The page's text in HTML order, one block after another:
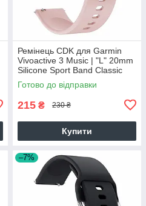
Ремінець CDK для Garmin
Vivoactive 3 Music | "L" 20mm
Silicone Sport Band Classic
(09651) (pink)
Готово до відправки
215 ₴ 230 ₴
Купити
–7%